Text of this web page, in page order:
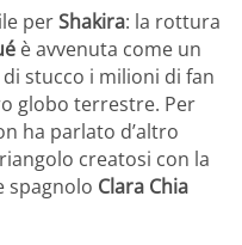
perShakira: la rottura
è avvenuta come un
stucco i milioni di fan
globo terrestre. Per
ha parlato d’altro
creatosi con la
spagnolo Clara Chia